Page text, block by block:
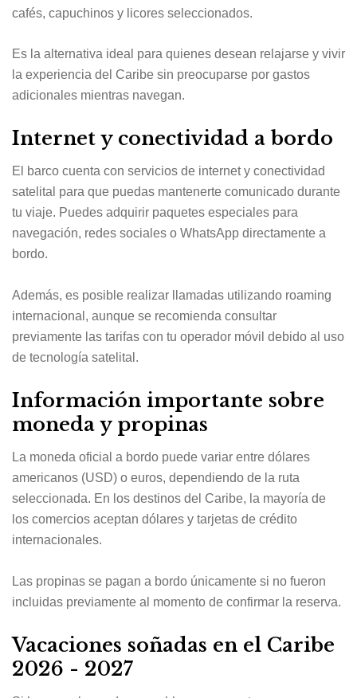
cafés, capuchinos y licores seleccionados.
Es la alternativa ideal para quienes desean relajarse y vivir
la experiencia del Caribe sin preocuparse por gastos
adicionales mientras navegan.
Internet y conectividad a bordo
El barco cuenta con servicios de internet y conectividad
satelital para que puedas mantenerte comunicado durante
tu viaje. Puedes adquirir paquetes especiales para
navegación, redes sociales o WhatsApp directamente a
bordo.
Además, es posible realizar llamadas utilizando roaming
internacional, aunque se recomienda consultar
previamente las tarifas con tu operador móvil debido al uso
de tecnología satelital.
Información importante sobre
moneda y propinas
La moneda oficial a bordo puede variar entre dólares
americanos (USD) o euros, dependiendo de la ruta
seleccionada. En los destinos del Caribe, la mayoría de
los comercios aceptan dólares y tarjetas de crédito
internacionales.
Las propinas se pagan a bordo únicamente si no fueron
incluidas previamente al momento de confirmar la reserva.
Vacaciones soñadas en el Caribe
2026 - 2027